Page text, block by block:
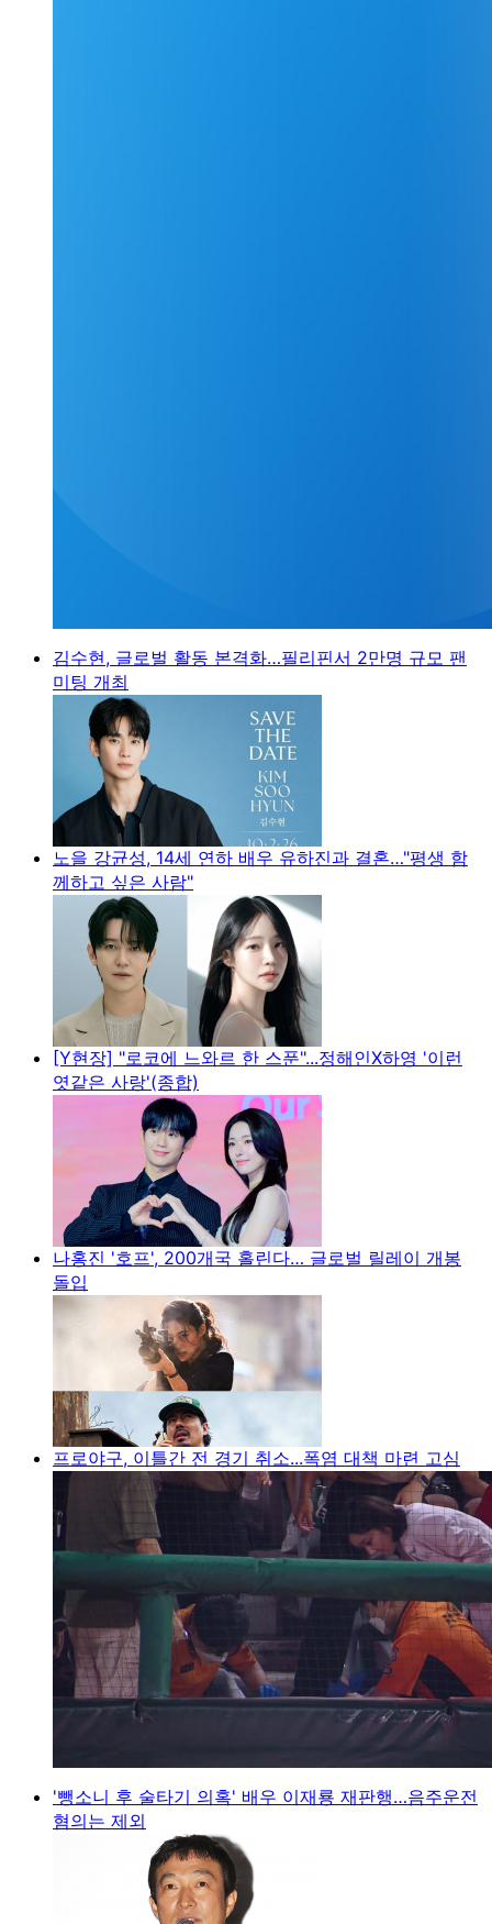
김수현, 글로벌 활동 본격화…필리핀서 2만명 규모 팬
미팅 개최
노을 강균성, 14세 연하 배우 유하진과 결혼…"평생 함
께하고 싶은 사람"
[Y현장] "로코에 느와르 한 스푼"...정해인X하영 '이런
엿같은 사랑'(종합)
나홍진 '호프', 200개국 홀린다… 글로벌 릴레이 개봉
돌입
프로야구, 이틀간 전 경기 취소...폭염 대책 마련 고심
'뺑소니 후 술타기 의혹' 배우 이재룡 재판행…음주운전
혐의는 제외